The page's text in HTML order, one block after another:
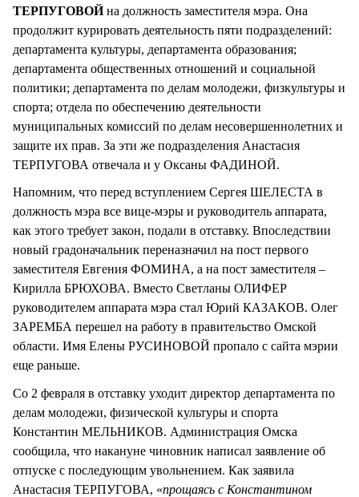
ТЕРПУГОВОЙна должность заместителя мэра. Она
продолжит курировать деятельность пяти подразделений:
департамента культуры, департамента образования;
департамента общественных отношений и социальной
политики; департамента по делам молодежи, физкультуры и
спорта; отдела по обеспечению деятельности
муниципальных комиссий по делам несовершеннолетних и
защите их прав. За эти же подразделения Анастасия
ТЕРПУГОВА отвечала и у Оксаны ФАДИНОЙ.
Напомним, что перед вступлением Сергея ШЕЛЕСТА в
должность мэра все вице-мэры и руководитель аппарата,
как этого требует закон, подали в отставку. Впоследствии
новый градоначальник переназначил на пост первого
заместителя Евгения ФОМИНА, а на пост заместителя –
Кирилла БРЮХОВА. Вместо Светланы ОЛИФЕР
руководителем аппарата мэра стал Юрий КАЗАКОВ. Олег
ЗАРЕМБА перешел на работу в правительство Омской
области. Имя Елены РУСИНОВОЙ пропало с сайта мэрии
еще раньше.
Со 2 февраля в отставку уходит директор департамента по
делам молодежи, физической культуры и спорта
Константин МЕЛЬНИКОВ. Администрация Омска
сообщила, что накануне чиновник написал заявление об
отпуске с последующим увольнением. Как заявила
Анастасия ТЕРПУГОВА, «прощаясь с Константином